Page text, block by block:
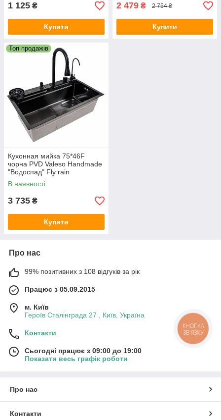
1 125 ₴
Купити
2 479 ₴ 2 754 ₴
Купити
Топ продажів
Кухонная мийка 75*46F
чорна PVD Valeso Handmade
"Водоспад" Fly rain
В наявності
3 735 ₴
Купити
Про нас
99% позитивних з 108 відгуків за рік
Працює з 05.09.2015
м. Київ
Героїв Сталінграда 27 , Київ, Україна
Контакти
Сьогодні працює з 09:00 до 19:00
Показати весь графік роботи
Про нас
Контакти
КНОПКА
ЗВ'ЯЗКУ